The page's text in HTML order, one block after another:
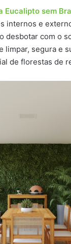
Eucalipto sem
internos e
desbotar com o
limpar, segura e
de florestas de